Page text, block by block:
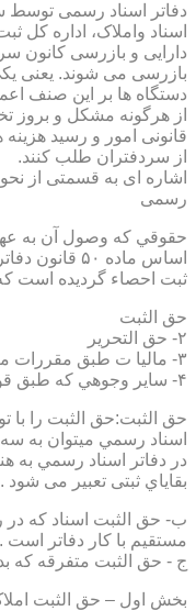
دفاتر اسناد رسمی
اسناد واملاک، اداره کل
دارایی و بازرسی کانون
بازرسی می شوند. یعنی
دستگاه ها بر این صنف
از هرگونه مشکل و بروز
قانونی امور و رسید
از سردفتران طلب کنند.
اشاره ای به قسمتی از
رسمی
حقوقي كه وصول آن به
ثبت احصاء گرديده است كه
حق الثبت
۲- حق التحرير
۳- ماليا ت طبق مقررات مالياتي
۴- ساير وجوهي كه طبق قوانين ديگر محول شده باشد
حق الثبت:حق الثبت را با
اسناد رسمي ميتوان به
در دفاتر اسناد رسمي به
بقاياي ثبتی تعبیر می شود .
ب- حق الثبت اسناد كه در
مستقيم با كار دفاتر است .
ج - حق الثبت متفرقه كه